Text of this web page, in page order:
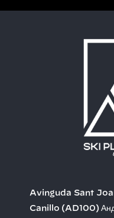
Avinguda Sant
Canillo (AD100)